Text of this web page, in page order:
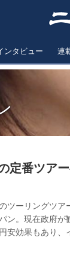
ンタビュー 連
定番ツア
ツーリングツア
ン。現在政府
安効果もあり、
話を聞いた。